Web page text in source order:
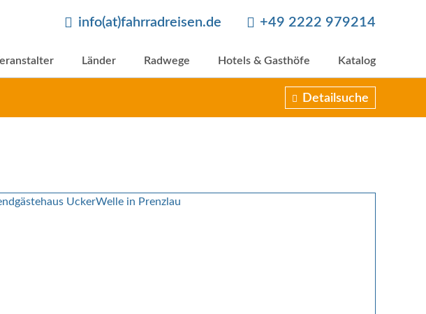
info(at)fahrradreisen.de +49 2222 979214
Länder Radwege Hotels & Gasthöfe Katalog
Detailsuche